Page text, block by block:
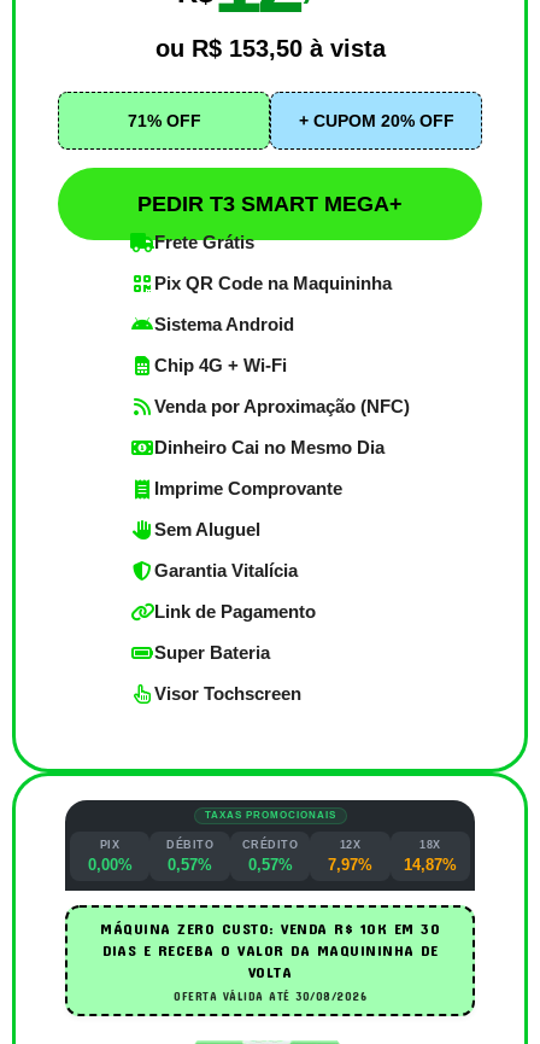
ou R$ 153,50 à vista
71% OFF + CUPOM 20% OFF
PEDIR T3 SMART MEGA+
Frete Grátis
Pix QR Code na Maquininha
Sistema Android
Chip 4G + Wi-Fi
Venda por Aproximação (NFC)
Dinheiro Cai no Mesmo Dia
Imprime Comprovante
Sem Aluguel
Garantia Vitalícia
Link de Pagamento
Super Bateria
Visor Tochscreen
TAXAS PROMOCIONAIS
PIX
0,00%
DÉBITO
0,57%
CRÉDITO
0,57%
12X
7,97%
18X
14,87%
MÁQUINA ZERO CUSTO: VENDA R$ 10K EM 30
DIAS E RECEBA O VALOR DA MAQUININHA DE
VOLTA
OFERTA VÁLIDA ATÉ 30/08/2026